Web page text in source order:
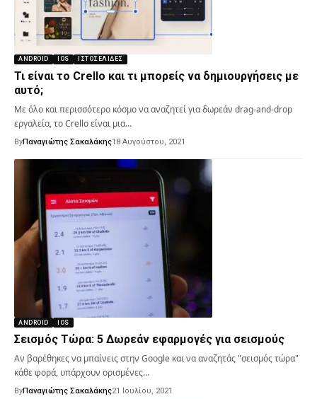
ANDROID IOS ΙΣΤΟΣΕΛΊΔΕΣ
Τι είναι το Crello και τι μπορείς να δημιουργήσεις με
αυτό;
Με όλο και περισσότερο κόσμο να αναζητεί για δωρεάν drag-and-drop
εργαλεία, το Crello είναι μια…
ByΠαναγιώτης Σακαλάκης18 Αυγούστου, 2021
ANDROID IOS
Σεισμός Τώρα: 5 Δωρεάν εφαρμογές για σεισμούς
Αν βαρέθηκες να μπαίνεις στην Google και να αναζητάς "σεισμός τώρα"
κάθε φορά, υπάρχουν ορισμένες…
ByΠαναγιώτης Σακαλάκης21 Ιουλίου, 2021